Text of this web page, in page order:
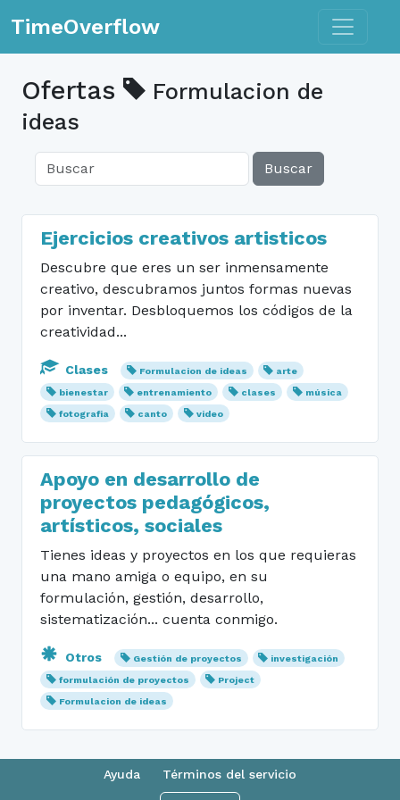
TimeOverflow Toggle
Ofertas
Formulacion de
ideas
Buscar
Ejercicios creativos artisticos
Descubre que eres un ser inmensamente
creativo, descubramos juntos formas nuevas
por inventar. Desbloquemos los códigos de la
creatividad...
Clases Formulacion de ideas
arte
bienestar
entrenamiento clases
música
fotografia
canto video
Apoyo en desarrollo de
proyectos pedagógicos,
artísticos, sociales
Tienes ideas y proyectos en los que requieras
una mano amiga o equipo, en su
formulación, gestión, desarrollo,
sistematización... cuenta conmigo.
Otros Gestión de proyectos
investigación
formulación de proyectos
Project
Formulacion de ideas
Ayuda Términos del servicio